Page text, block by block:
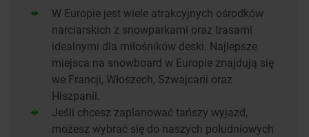
W Europie jest wiele atrakcyjnych ośrodków
narciarskich z snowparkami oraz trasami
idealnymi dla miłośników deski. Najlepsze
miejsca na snowboard w Europie znajdują się
we Francji, Włoszech, Szwajcarii oraz
Hiszpanii.
Jeśli chcesz zaplanować tańszy wyjazd,
możesz wybrać się do naszych południowych